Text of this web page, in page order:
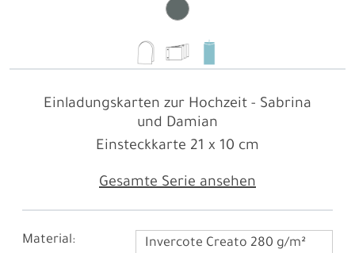
Einladungskarten zur Hochzeit - Sabrina
und Damian
Gesamte Serie ansehen
Einsteckkarte 21 x 10 cm
Material: Invercote Creato 280 g/m²